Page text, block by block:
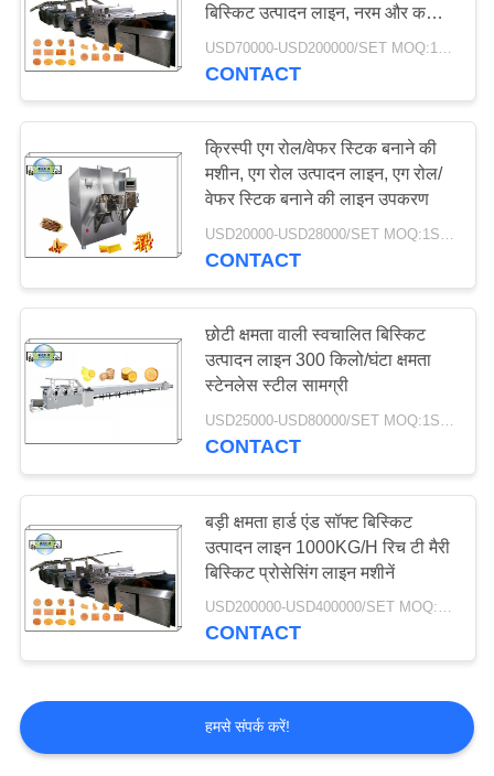
बिस्किट उत्पादन लाइन, नरम और कठोर
बिस्किट प्रसंस्करण लाइन
CONTACT
क्रिस्पी एग रोल/वेफर स्टिक बनाने की
मशीन, एग रोल उत्पादन लाइन, एग रोल/
वेफर स्टिक बनाने की लाइन उपकरण
CONTACT
छोटी क्षमता वाली स्वचालित बिस्किट
उत्पादन लाइन 300 किलो/घंटा क्षमता
स्टेनलेस स्टील सामग्री
USD25000-USD80000/SET MOQ:1SET
CONTACT
बड़ी क्षमता हार्ड एंड सॉफ्ट बिस्किट
उत्पादन लाइन 1000KG/H रिच टी मैरी
बिस्किट प्रोसेसिंग लाइन मशीनें
USD200000-USD400000/SET MOQ:1SET
CONTACT
हमसे संपर्क करें!